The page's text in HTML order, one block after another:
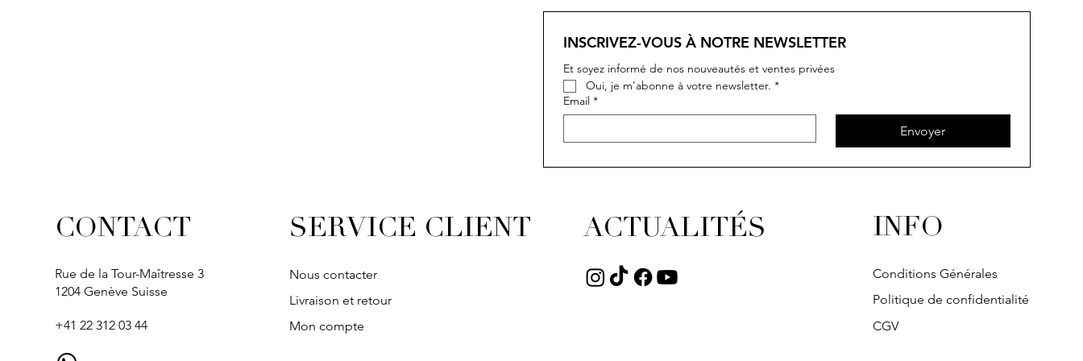
INSCRIVEZ-VOUS À NOTRE NEWSLETTER
Et soyez informé de nos nouveautés et ventes privées
Oui, je m'abonne à votre newsletter. *
Email *
Envoyer
CONTACT
Rue de la Tour-Maîtresse 3
1204 Genève Suisse
+41 22 312 03 44
SERVICE CLIENT
Nous contacter
Livraison et retour
Mon compte
ACTUALITÉS INFO
Conditions Générales
Politique de confidentialité
CGV